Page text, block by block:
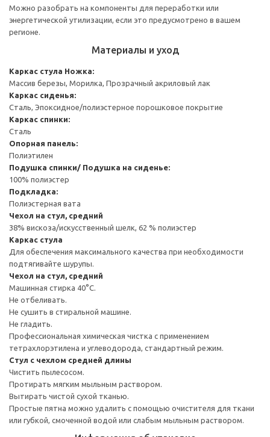
Можно разобрать на компоненты для переработки или
энергетической утилизации, если это предусмотрено в вашем
регионе.
Материалы и уход
Каркас стула Ножка:
Массив березы, Морилка, Прозрачный акриловый лак
Каркас сиденья:
Сталь, Эпоксидное/полиэстерное порошковое покрытие
Каркас спинки:
Сталь
Опорная панель:
Полиэтилен
Подушка спинки/ Подушка на сиденье:
100% полиэстер
Подкладка:
Полиэстерная вата
Чехол на стул, средний
38% вискоза/искусственный шелк, 62 % полиэстер
Каркас стула
Для обеспечения максимального качества при необходимости
подтягивайте шурупы.
Чехол на стул, средний
Машинная стирка 40°С.
Не отбеливать.
Не сушить в стиральной машине.
Не гладить.
Профессиональная химическая чистка с применением
тетрахлорэтилена и углеводорода, стандартный режим.
Стул с чехлом средней длины
Чистить пылесосом.
Протирать мягким мыльным раствором.
Вытирать чистой сухой тканью.
Простые пятна можно удалить с помощью очистителя для ткани
или губкой, смоченной водой или слабым мыльным раствором.